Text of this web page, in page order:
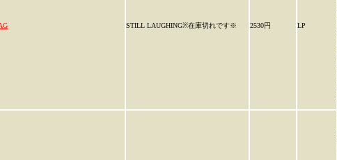
STILL LAUGHING※在庫切れです※ 2530円 LP